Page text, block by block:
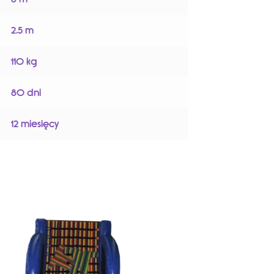
2.5 m
110 kg
80 dni
12 miesięcy